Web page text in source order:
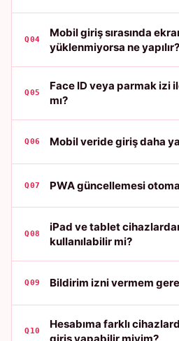
Q04
Mobil giriş sırasında
yüklenmiyorsa ne yapılır?
Q05
Face ID veya parmak izi
mı?
Q06 Mobil veride giriş daha
Q07 PWA güncellemesi
Q08
iPad ve tablet
kullanılabilir mi?
Q09 Bildirim izni vermem
Q10
Hesabıma farklı